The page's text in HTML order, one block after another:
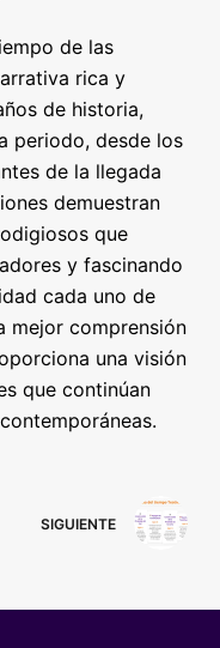
de las
rica y
de historia,
periodo, desde los
de la llegada
demuestran
que
y fascinando
cada uno de
mejor comprensión
una visión
que continúan
SIGUIENTE